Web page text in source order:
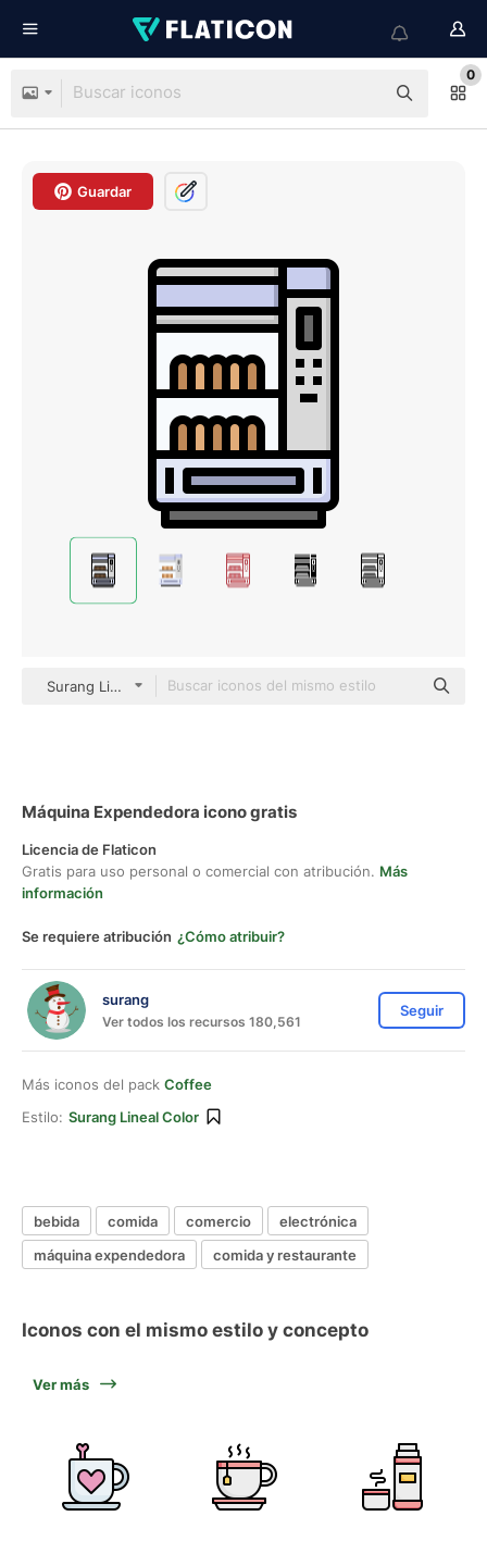
0
Guardar
Surang Lineal Color
Máquina Expendedora icono gratis
Licencia de Flaticon
Gratis para uso personal o comercial con atribución. Más
información
Se requiere atribución ¿Cómo atribuir?
surang
Ver todos los recursos 180,561
Seguir
Más iconos del pack Coffee
Estilo: Surang Lineal Color
bebida comida comercio
electrónica
máquina expendedora
comida y restaurante
Iconos con el mismo estilo y concepto
Ver más